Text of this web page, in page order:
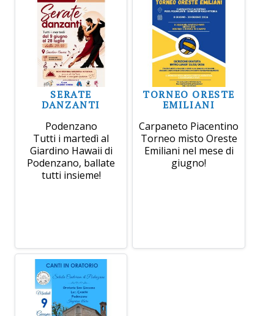
SERATE
DANZANTI
Podenzano
Tutti i martedì al
Giardino Hawaii di
Podenzano, ballate
tutti insieme!
TORNEO ORESTE
EMILIANI
Carpaneto Piacentino
Torneo misto Oreste
Emiliani nel mese di
giugno!